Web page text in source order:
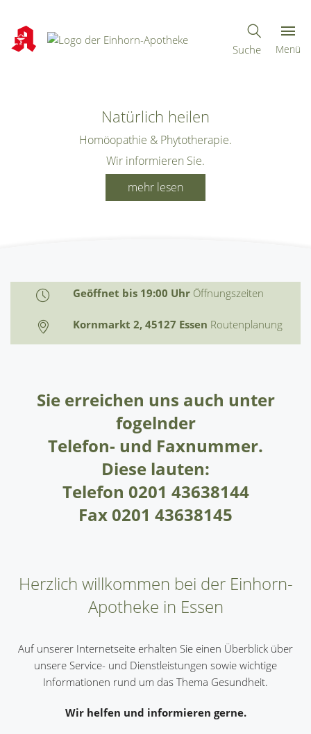
Suche Menü
Natürlich heilen
Homöopathie & Phytotherapie.
Wir informieren Sie.
mehr lesen
Geöffnet bis 19:00 Uhr Öffnungszeiten
Kornmarkt 2, 45127 Essen Routenplanung
Sie erreichen uns auch unter
fogelnder
Telefon- und Faxnummer.
Diese lauten:
Telefon 0201 43638144
Fax 0201 43638145
Herzlich willkommen bei der Einhorn-
Apotheke in Essen
Auf unserer Internetseite erhalten Sie einen Überblick über
unsere Service- und Dienstleistungen sowie wichtige
Informationen rund um das Thema Gesundheit.
Wir helfen und informieren gerne.